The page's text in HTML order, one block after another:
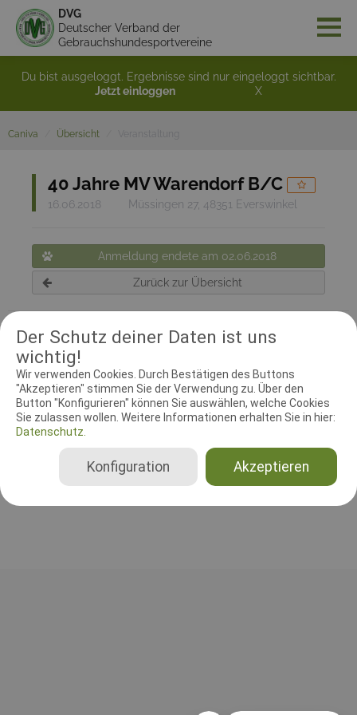
Der Schutz deiner Daten ist uns
wichtig!
Wir verwenden Cookies. Durch Bestätigen des Buttons
"Akzeptieren" stimmen Sie der Verwendung zu. Über den
Button "Konfigurieren" können Sie auswählen, welche Cookies
Sie zulassen wollen. Weitere Informationen erhalten Sie in hier:
Datenschutz.
Akzeptieren
Konfiguration
DVG
Deutscher Verband der
Gebrauchshundesportvereine
Du bist ausgeloggt. Ergebnisse sind nur eingeloggt sichtbar.
Jetzt einloggen
X
Caniva Übersicht
40 Jahre MV Warendorf B/C
16.06.2018 Müssingen 27, 48351 Everswinkel
Anmeldung endete am 02.06.2018
Zurück zur Übersicht
RICHTER UND HELFER
Leistungsrichter Schutzdiensthelfer
Leistungsrichter
Deutschland
C